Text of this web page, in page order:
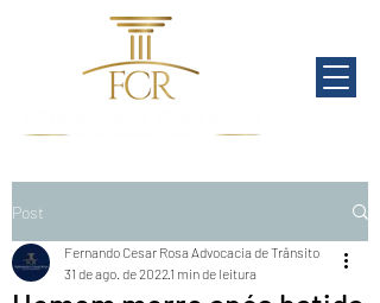
Post
Fernando Cesar Rosa Advocacia de Trânsito
31 de ago. de 20221 min de leitura